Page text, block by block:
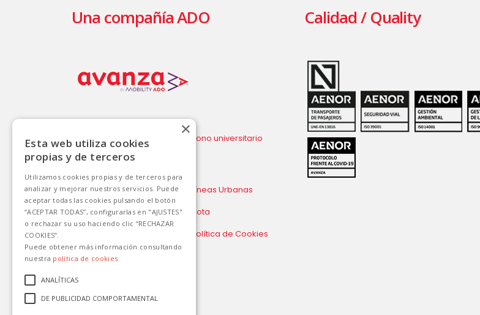
Una compañía ADO
Compra billete
Torrevieja –
Aeropuerto
Bono universitario
Líneas Interurbanas
Líneas Urbanas
Otros servicios
Flota
privacidad
Política de Cookies
Calidad, Medio
Ambiente y Seguridad
Vial
Calidad / Quality
Esta web utiliza cookies
propias y de terceros
Utilizamos cookies propias y de terceros para
analizar y mejorar nuestros servicios. Puede
aceptar todas las cookies pulsando el botón
“ACEPTAR TODAS”, configurarlas en "AJUSTES"
o rechazar su uso haciendo clic “RECHAZAR
COOKIES”.
Puede obtener más información consultando
nuestra política de cookies.
ANALÍTICAS
DE PUBLICIDAD COMPORTAMENTAL
×